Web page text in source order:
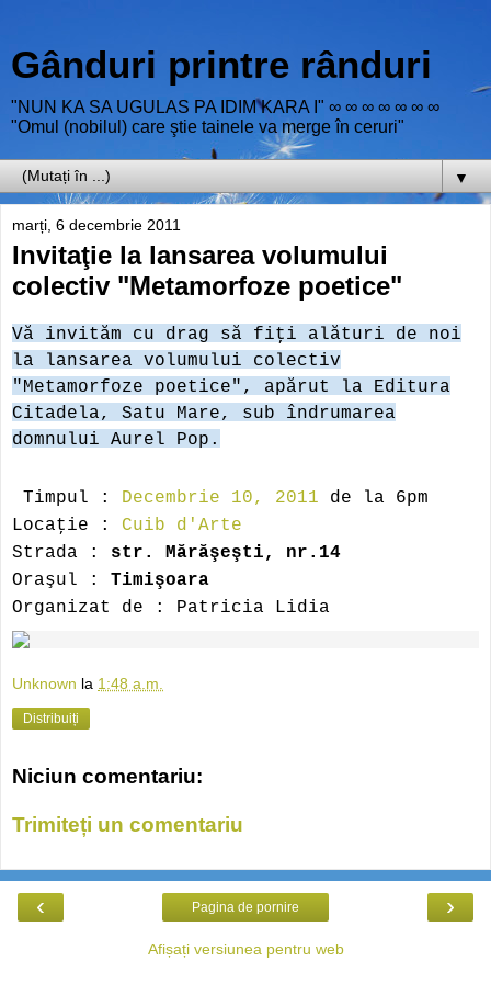
Gânduri printre rânduri
"NUN KA SA UGULAS PA IDIM KARA I" ∞ ∞ ∞ ∞ ∞ ∞ ∞
"Omul (nobilul) care ştie tainele va merge în ceruri"
▼
marți, 6 decembrie 2011
Invitaţie la lansarea volumului
colectiv "Metamorfoze poetice"
Vă invităm cu drag să fiţi alături de noi
la lansarea volumului colectiv
"Metamorfoze poetice", apărut la Editura
Citadela, Satu Mare, sub îndrumarea
domnului Aurel Pop.
Timpul : Decembrie 10, 2011 de la 6pm
Locaţie : Cuib d'Arte
Strada : str. Mărăşeşti, nr.14
Oraşul : Timişoara
Organizat de : Patricia Lidia
Unknown la 1:48 a.m.
Distribuiți
Niciun comentariu:
Trimiteți un comentariu
‹ ›
Pagina de pornire
Afișați versiunea pentru web